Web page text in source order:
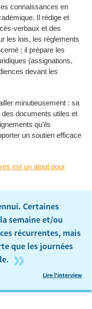
connaissances en
Il rédige et
verbaux et des
les lois, les règlements
; il prépare les
(assignations,
devant les
minutieusement : sa
documents utiles et
qu’ils
un soutien efficace
est un atout pour
Certaines
semaine et/ou
récurrentes, mais
que les journées
» Lire l'interview